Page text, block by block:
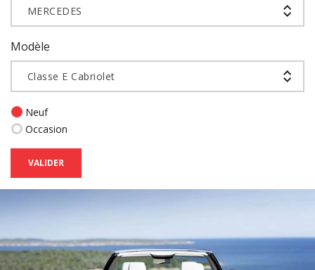
MERCEDES
Modèle
Classe E Cabriolet
Neuf
Occasion
VALIDER